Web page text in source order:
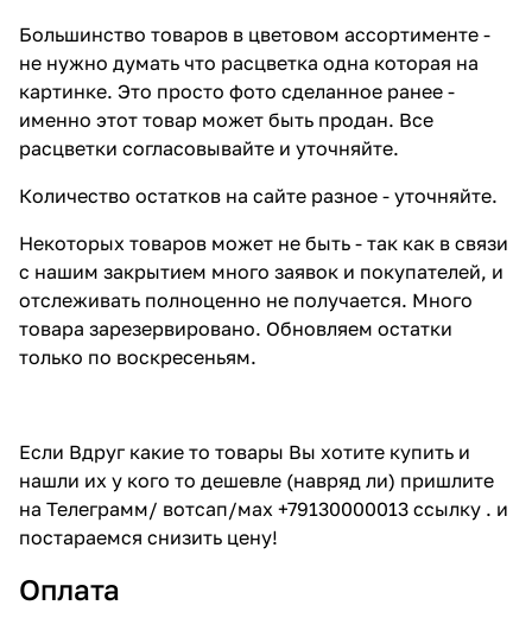
Большинство товаров в цветовом ассортименте -
не нужно думать что расцветка одна которая на
картинке. Это просто фото сделанное ранее -
именно этот товар может быть продан. Все
расцветки согласовывайте и уточняйте.
Количество остатков на сайте разное - уточняйте.
Некоторых товаров может не быть - так как в связи
с нашим закрытием много заявок и покупателей, и
отслеживать полноценно не получается. Много
товара зарезервировано. Обновляем остатки
только по воскресеньям.
Если Вдруг какие то товары Вы хотите купить и
нашли их у кого то дешевле (навряд ли) пришлите
на Телеграмм/ вотсап/мах +79130000013 ссылку . и
постараемся снизить цену!
Оплата